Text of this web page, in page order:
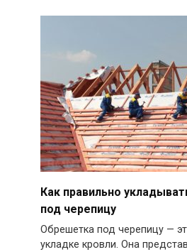
Как правильно
под черепицу
Обрешетка под черепицу —
укладке кровли. Она